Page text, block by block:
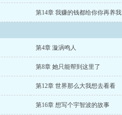
第14章 我赚的钱都给你你再养我
第4章 漩涡鸣人
第8章 她只能帮到这里了
第12章 世界那么大我想去看看
第16章 想写个宇智波的故事